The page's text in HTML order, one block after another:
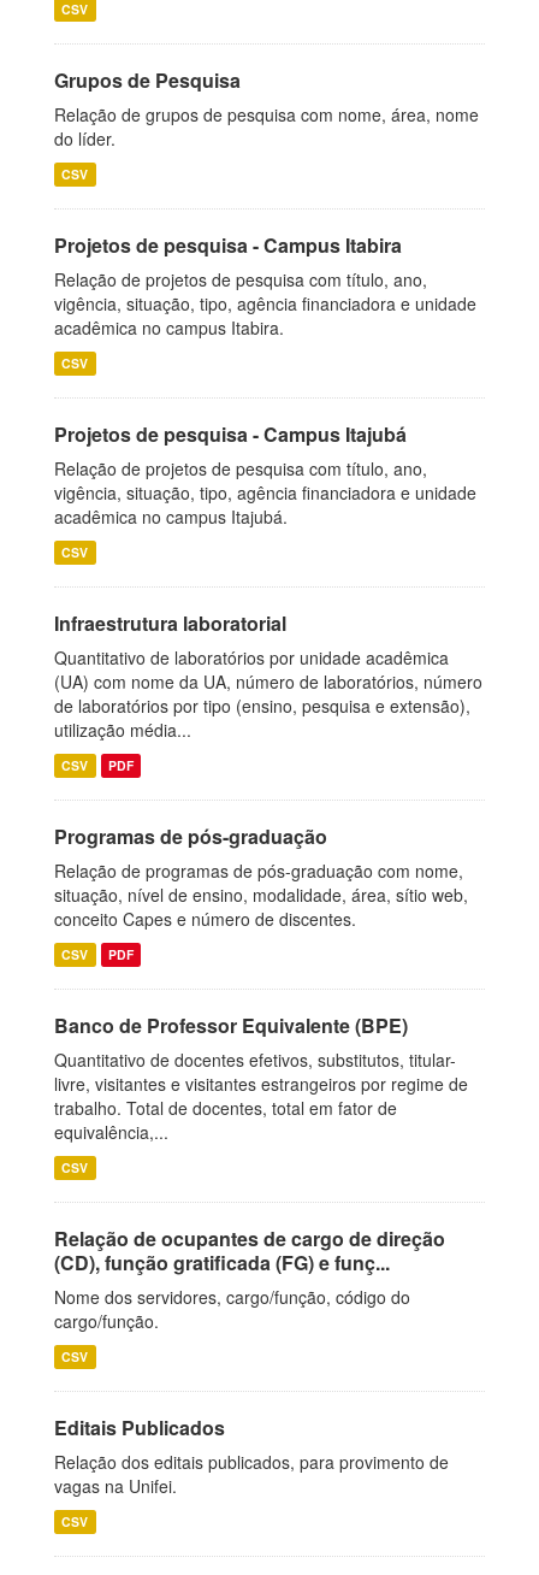
CSV
Grupos de Pesquisa
Relação de grupos de pesquisa com nome, área, nome
do líder.
CSV
Projetos de pesquisa - Campus Itabira
Relação de projetos de pesquisa com título, ano,
vigência, situação, tipo, agência financiadora e unidade
acadêmica no campus Itabira.
CSV
Projetos de pesquisa - Campus Itajubá
Relação de projetos de pesquisa com título, ano,
vigência, situação, tipo, agência financiadora e unidade
acadêmica no campus Itajubá.
CSV
Infraestrutura laboratorial
Quantitativo de laboratórios por unidade acadêmica
(UA) com nome da UA, número de laboratórios, número
de laboratórios por tipo (ensino, pesquisa e extensão),
utilização média...
CSV PDF
Programas de pós-graduação
Relação de programas de pós-graduação com nome,
situação, nível de ensino, modalidade, área, sítio web,
conceito Capes e número de discentes.
CSV PDF
Banco de Professor Equivalente (BPE)
Quantitativo de docentes efetivos, substitutos, titular-
livre, visitantes e visitantes estrangeiros por regime de
trabalho. Total de docentes, total em fator de
equivalência,...
CSV
Relação de ocupantes de cargo de direção
(CD), função gratificada (FG) e funç...
Nome dos servidores, cargo/função, código do
cargo/função.
CSV
Editais Publicados
Relação dos editais publicados, para provimento de
vagas na Unifei.
CSV